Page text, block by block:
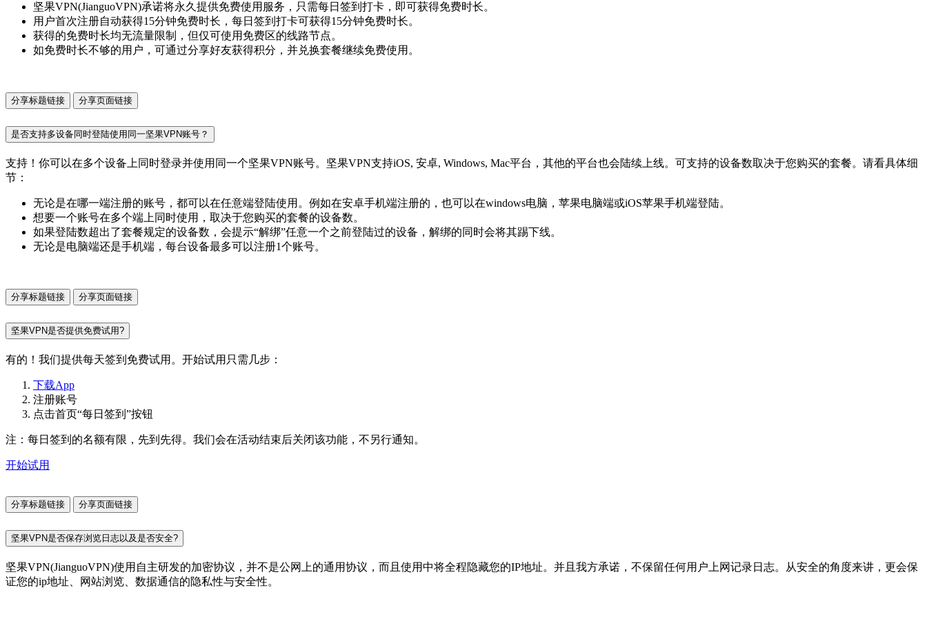
坚果VPN(JianguoVPN)承诺将永久提供免费使用服务，只需每日签到打卡，即可获得免费时长。
用户首次注册自动获得15分钟免费时长，每日签到打卡可获得15分钟免费时长。
获得的免费时长均无流量限制，但仅可使用免费区的线路节点。
如免费时长不够的用户，可通过分享好友获得积分，并兑换套餐继续免费使用。
分享标题链接 分享页面链接
是否支持多设备同时登陆使用同一坚果VPN账号？
支持！你可以在多个设备上同时登录并使用同一个坚果VPN账号。坚果VPN支持iOS, 安卓, Windows, Mac平台，其他的平台也会陆续上线。可支持的设备数取决于您购买的套餐。请看具体细
节：
无论是在哪一端注册的账号，都可以在任意端登陆使用。例如在安卓手机端注册的，也可以在windows电脑，苹果电脑端或iOS苹果手机端登陆。
想要一个账号在多个端上同时使用，取决于您购买的套餐的设备数。
如果登陆数超出了套餐规定的设备数，会提示“解绑”任意一个之前登陆过的设备，解绑的同时会将其踢下线。
无论是电脑端还是手机端，每台设备最多可以注册1个账号。
分享标题链接 分享页面链接
坚果VPN是否提供免费试用?
有的！我们提供每天签到免费试用。开始试用只需几步：
下载App
注册账号
点击首页“每日签到”按钮
注：每日签到的名额有限，先到先得。我们会在活动结束后关闭该功能，不另行通知。
开始试用
分享标题链接 分享页面链接
坚果VPN是否保存浏览日志以及是否安全?
坚果VPN(JianguoVPN)使用自主研发的加密协议，并不是公网上的通用协议，而且使用中将全程隐藏您的IP地址。并且我方承诺，不保留任何用户上网记录日志。从安全的角度来讲，更会保
证您的ip地址、网站浏览、数据通信的隐私性与安全性。